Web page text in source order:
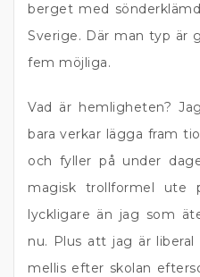
berget med
Sverige. Där man typ är
fem möjliga.
Vad är hemligheten?
bara verkar lägga fram
och fyller på under
magisk trollformel ute
lyckligare än jag som
nu. Plus att jag är
mellis efter skolan